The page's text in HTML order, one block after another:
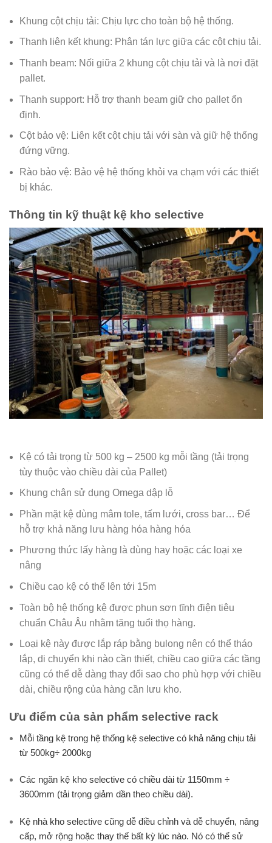
Khung cột chịu tải: Chịu lực cho toàn bộ hệ thống.
Thanh liên kết khung: Phân tán lực giữa các cột chịu tải.
Thanh beam: Nối giữa 2 khung cột chịu tải và là nơi đặt
pallet.
Thanh support: Hỗ trợ thanh beam giữ cho pallet ổn
định.
Cột bảo vệ: Liên kết cột chịu tải với sàn và giữ hệ thống
đứng vững.
Rào bảo vệ: Bảo vệ hệ thống khỏi va chạm với các thiết
bị khác.
Thông tin kỹ thuật kệ kho selective
Kệ có tải trọng từ 500 kg – 2500 kg mỗi tầng (tải trọng
tùy thuộc vào chiều dài của Pallet)
Khung chân sử dụng Omega dập lỗ
Phần mặt kệ dùng mâm tole, tấm lưới, cross bar… Để
hỗ trợ khả năng lưu hàng hóa hàng hóa
Phương thức lấy hàng là dùng hay hoặc các loại xe
nâng
Chiều cao kệ có thể lên tới 15m
Toàn bộ hệ thống kệ được phun sơn tĩnh điện tiêu
chuẩn Châu Âu nhằm tăng tuổi thọ hàng.
Loại kệ này được lắp ráp bằng bulong nên có thể tháo
lắp, di chuyển khi nào cần thiết, chiều cao giữa các tầng
cũng có thể dễ dàng thay đổi sao cho phù hợp với chiều
dài, chiều rộng của hàng cần lưu kho.
Ưu điểm của sản phẩm selective rack
Mỗi tầng kệ trong hệ thống kệ selective có khả năng chịu tải
từ 500kg÷ 2000kg
Các ngăn kệ kho selective có chiều dài từ 1150mm ÷
3600mm (tải trọng giảm dần theo chiều dài).
Kệ nhà kho selective cũng dễ điều chỉnh và dễ chuyển, nâng
cấp, mở rộng hoặc thay thế bất kỳ lúc nào. Nó có thể sử